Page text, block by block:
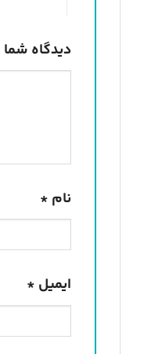
دیدگاه شما
نام*
ایمیل*